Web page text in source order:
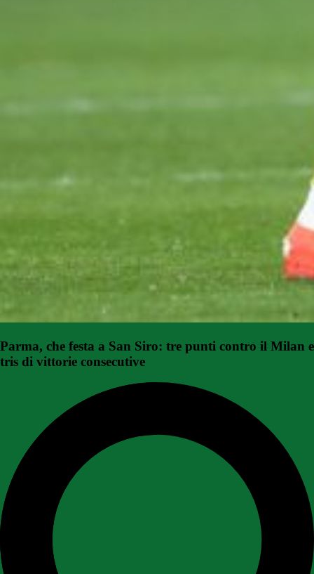
Parma, che festa a San Siro: tre punti contro il Milan e
tris di vittorie consecutive